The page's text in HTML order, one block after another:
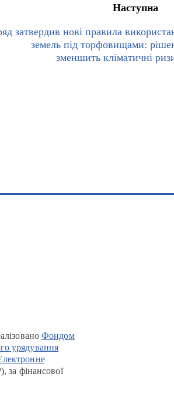
Наступна
затвердив нові правила
земель під торфовищами:
зменшить кліматичні
Фондом
урядування
за фінансової